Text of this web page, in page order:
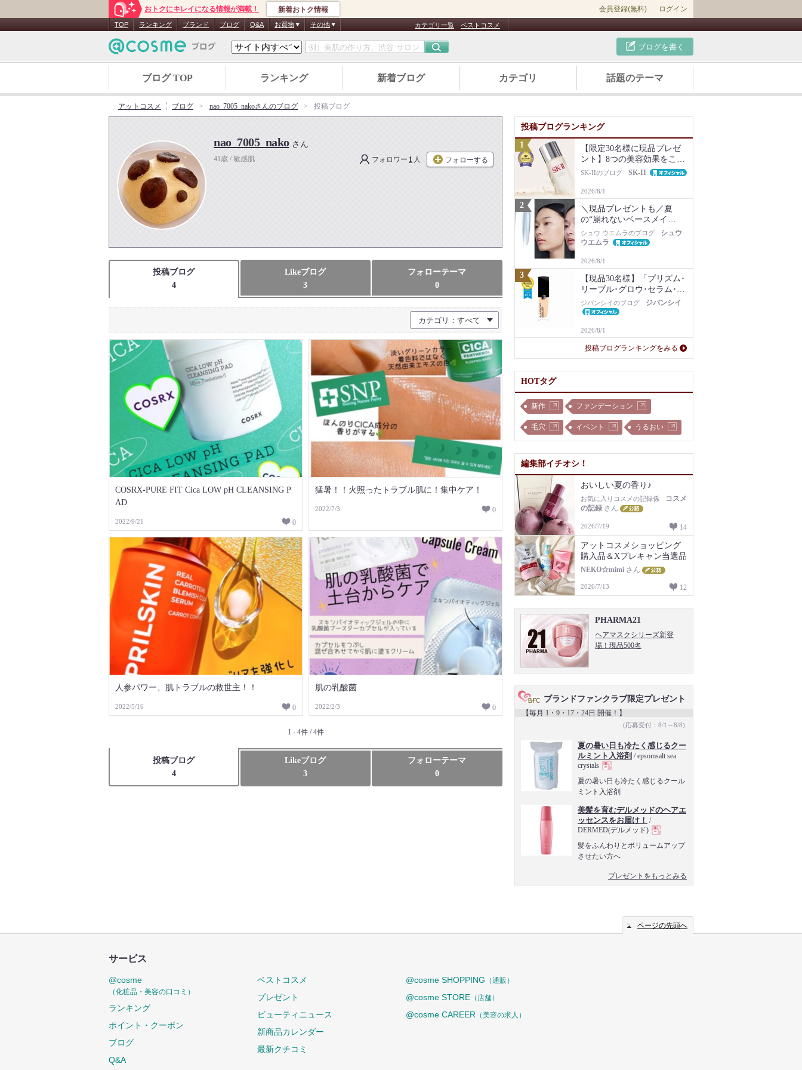
おトクにキレイになる情報が満載！ 新着おトク情報 会員登録(無料) ログイン
TOP ランキング ブランド ブログ Q&A お買物 その他 カテゴリ一覧 ベストコスメ
ブログを書く
ブログ TOP ランキング 新着ブログ カテゴリ 話題のテーマ
アットコスメ ブログ nao_7005_nakoさんのブログ 投稿ブログ
nao_7005_nakoさん
フォロワー 1 人 フォローする
41歳 / 敏感肌
投稿ブログ
4
Likeブログ
3
フォローテーマ
0
カテゴリ：すべて
COSRX-PURE FIT Cica LOW pH CLEANSING P
AD
2022/9/21 0
猛暑！！火照ったトラブル肌に！集中ケア！
2022/7/3 0
人参パワー、肌トラブルの救世主！！
2022/5/16 0
肌の乳酸菌
2022/2/3 0
1 - 4件 / 4件
投稿ブログ
4
Likeブログ
3
フォローテーマ
0
投稿ブログランキング
【限定30名様に現品プレゼ
ント】8つの美容効果をこの
1本で【新美容液キット再販
SK-IIのブログ SK-II
2026/8/1
＼現品プレゼントも／夏
の“崩れないベースメイ
ク”は名品化粧下地から！毛
穴・ベタつき・乾燥知らず
シュウ ウエムラのブログ
シュウ
ウエムラ
2026/8/1
【現品30名様】「プリズム･
リーブル･グロウ･セラム･フ
ァンデーション」1N現品を
プレゼント！
ジバンシイのブログ ジバンシイ
2026/8/1
投稿ブログランキングをみる
HOTタグ
新作 ファンデーション
毛穴 イベント うるおい
編集部イチオシ！
おいしい夏の香り♪
お気に入りコスメの記録係
コスメ
の記録 さん
2026/7/19 14
アットコスメショッピング
購入品＆Xプレキャン当選品
NEKO☆mimi さん
2026/7/13 12
PHARMA21
ヘアマスクシリーズ新登
場！現品500名
ブランドファンクラブ限定プレゼント
【毎月 1・9・17・24日 開催！】
(応募受付：8/1～8/8)
夏の暑い日も冷たく感じるクー
ルミント入浴剤 / epsomsalt sea
crystals
現
品
夏の暑い日も冷たく感じるクール
ミント入浴剤
美髪を育むデルメッドのヘアエ
ッセンスをお届け！ /
DERMED(デルメッド)
髪をふんわりとボリュームアップ
させたい方へ
プレゼントをもっとみる
ページの先頭へ
サービス
@cosme
（化粧品・美容の口コミ）
ランキング
ポイント・クーポン
ブログ
Q&A
ベストコスメ
プレゼント
ビューティニュース
新商品カレンダー
最新クチコミ
@cosme SHOPPING （通販）
@cosme STORE （店舗）
@cosme CAREER （美容の求人）